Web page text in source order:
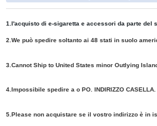
1.l'acquisto di e-sigaretta e accessori da parte del
2.We può spedire soltanto ai 48 stati in suolo
3.Cannot Ship to United States minor Outlying
4.Impossibile spedire a o PO. INDIRIZZO CASELLA.
5.Please non acquistare se il vostro indirizzo è in